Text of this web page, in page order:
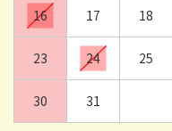
16 17 18
23 24 25
30 31